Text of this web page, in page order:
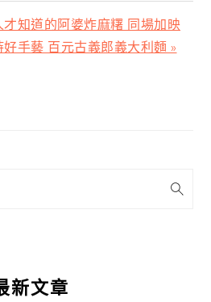
知道的阿婆炸麻糬 同場加映
手藝 百元古義郎義大利麵 »
新文章